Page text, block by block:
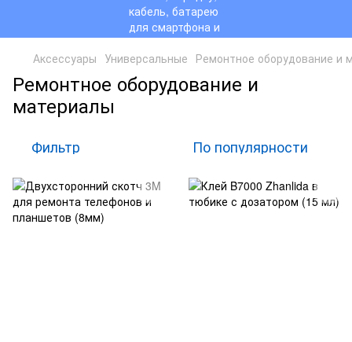
Аксессуары Универсальные Ремонтное оборудование и
Ремонтное оборудование и
материалы
Фильтр По популярности